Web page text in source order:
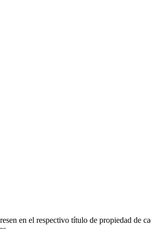
en el respectivo título de propiedad de